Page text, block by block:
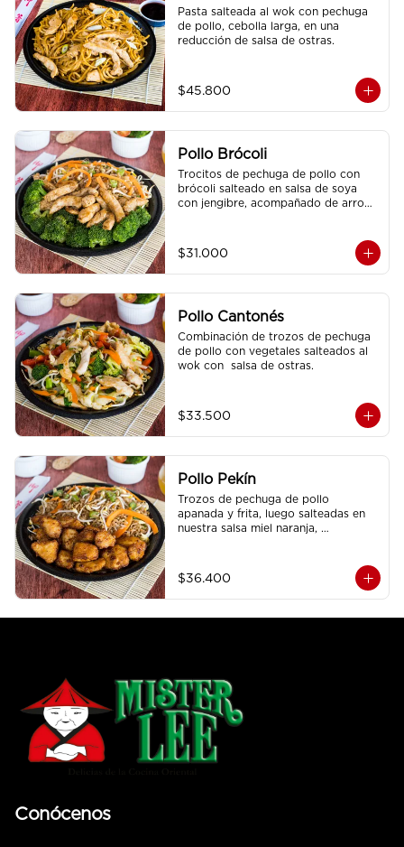
Pasta salteada al wok con pechuga
de pollo, cebolla larga, en una
reducción de salsa de ostras.
$45.800
Pollo Brócoli
Trocitos de pechuga de pollo con
brócoli salteado en salsa de soya
con jengibre, acompañado de arroz
$31.000
Pollo Cantonés
Combinación de trozos de pechuga
de pollo con vegetales salteados al
wok con  salsa de ostras.
$33.500
Pollo Pekín
Trozos de pechuga de pollo
apanada y frita, luego salteadas en
nuestra salsa miel naranja,
$36.400
Conócenos